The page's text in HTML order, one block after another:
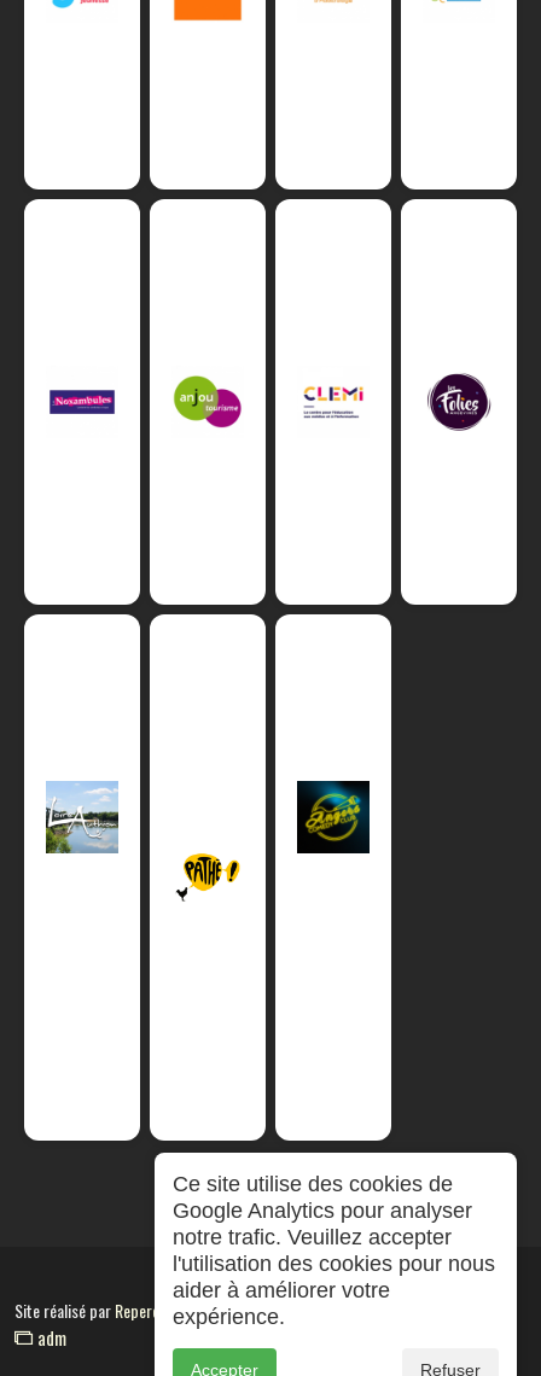
Site réalisé parRepereCom
adm
Ce site utilise des cookies de
Google Analytics pour analyser
notre trafic. Veuillez accepter
l'utilisation des cookies pour nous
aider à améliorer votre
expérience.
Accepter Refuser